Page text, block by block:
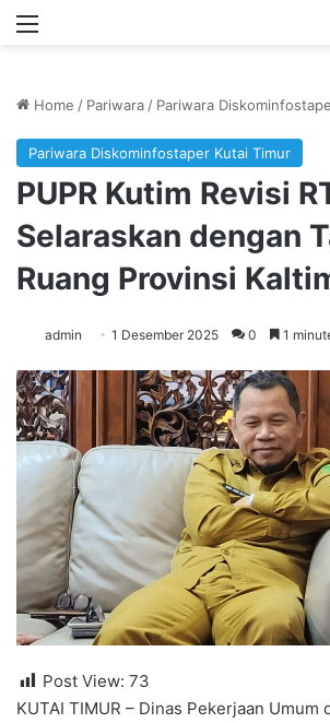
Menu
Home / Pariwara / Pariwara
Pariwara Diskominfostaper Kutai Timur
PUPR Kutim Revisi
Selaraskan dengan
Ruang Provinsi
admin 1 Desember 2025 0 1
Post View: 73
KUTAI TIMUR – Dinas Pekerjaan Umum